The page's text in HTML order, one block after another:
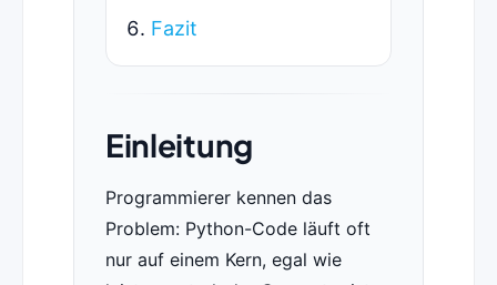
Fazit
Einleitung
Programmierer kennen das
Problem: Python-Code läuft oft
nur auf einem Kern, egal wie